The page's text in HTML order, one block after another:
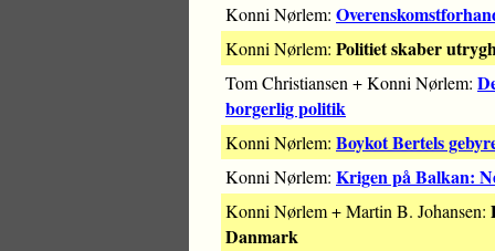
Konni Nørlem:
Konni Nørlem: Politiet skaber
Tom Christiansen + Konni Nørlem:
borgerlig politik
Konni Nørlem: Boykot Bertels
Konni Nørlem: Krigen på Balkan:
Konni Nørlem + Martin B. Johansen:
Danmark